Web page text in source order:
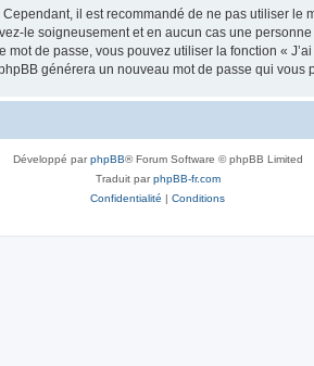
il est recommandé de ne pas utiliser
le soigneusement et en aucun cas une
de passe, vous pouvez utiliser la fonction «
générera un nouveau mot de passe qui vous
Développé parphpBB® Forum Software © phpBB Limited
Traduit parphpBB-fr.com
Confidentialité | Conditions